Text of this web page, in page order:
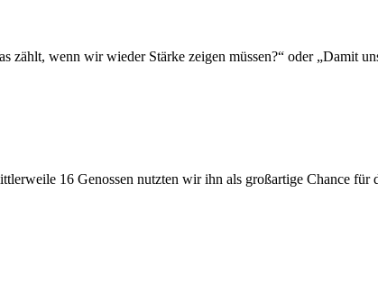
zählt, wenn wir wieder Stärke zeigen müssen?“ oder „Damit
16 Genossen nutzten wir ihn als großartige Chance